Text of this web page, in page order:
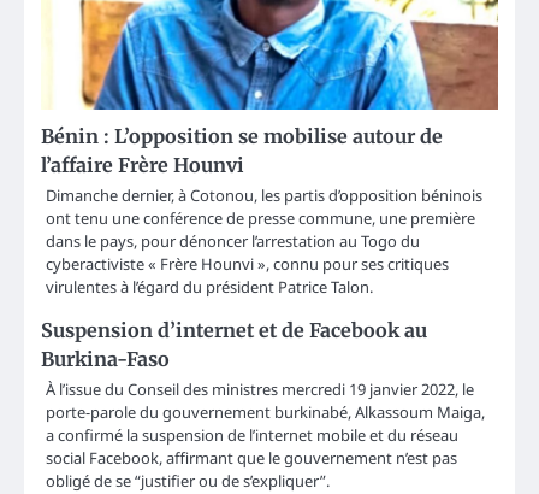
Bénin : L’opposition se mobilise autour de
l’affaire Frère Hounvi
Dimanche dernier, à Cotonou, les partis d’opposition béninois
ont tenu une conférence de presse commune, une première
dans le pays, pour dénoncer l’arrestation au Togo du
cyberactiviste « Frère Hounvi », connu pour ses critiques
virulentes à l’égard du président Patrice Talon.
Suspension d’internet et de Facebook au
Burkina-Faso
À l’issue du Conseil des ministres mercredi 19 janvier 2022, le
porte-parole du gouvernement burkinabé, Alkassoum Maiga,
a confirmé la suspension de l’internet mobile et du réseau
social Facebook, affirmant que le gouvernement n’est pas
obligé de se “justifier ou de s’expliquer”.